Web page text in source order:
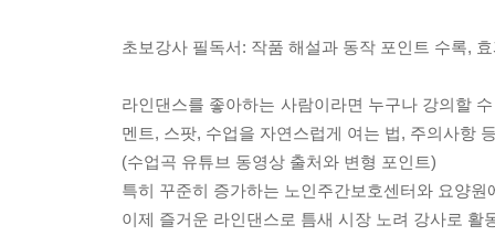
초보강사 필독서: 작품 해설과 동작 포인트 수록,
라인댄스를 좋아하는 사람이라면 누구나 강의할
멘트, 스팟, 수업을 자연스럽게 여는 법, 주의사항
(수업곡 유튜브 동영상 출처와 변형 포인트)
특히 꾸준히 증가하는 노인주간보호센터와 요양
이제 즐거운 라인댄스로 틈새 시장 노려 강사로 활